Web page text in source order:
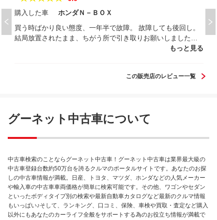
購入した車
ホンダＮ－ＢＯＸ
買う時ばかり良い態度、一年半で故障。 故障しても後回し。
結局放置されたまま、ちがう所で引き取りお願いしました。
もっと見る
この販売店のレビュー一覧
グーネット中古車について
中古車検索のことならグーネット中古車！グーネット中古車は業界最大級の
中古車登録台数約50万台を誇るクルマのポータルサイトです。あなたのお探
しの中古車情報が満載。日産、トヨタ、マツダ、ホンダなどの人気メーカー
や輸入車の中古車車両価格が簡単に検索可能です。その他、ワゴンやセダン
といったボディタイプ別の検索や最新自動車カタログなど最新のクルマ情報
もいっぱい♪そして、ランキング、口コミ、保険、車検や買取・査定など購入
以外にもあなたのカーライフ全般をサポートする為のお役立ち情報が満載で